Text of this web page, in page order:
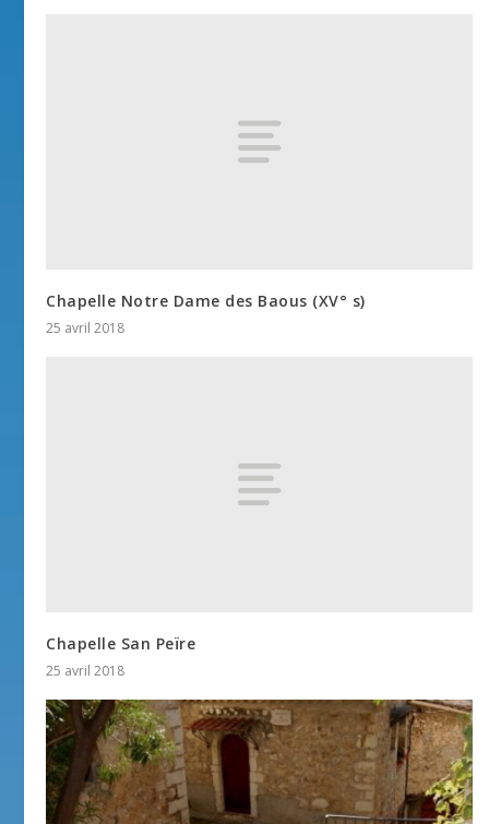
Chapelle Notre Dame des Baous (XV° s)
25 avril 2018
Chapelle San Peïre
25 avril 2018